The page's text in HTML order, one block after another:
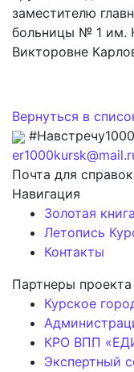
заместителю
больницы № 1 им.
Викторовне
Вернуться в
Почта для справок
Навигация
Золотая книга
Летопись
Контакты
Партнеры проекта
Курское
КРО ВПП
Экспертный